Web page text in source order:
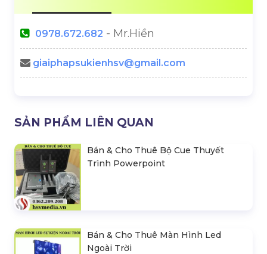
0978.672.682 - Mr.Hiền
giaiphapsukienhsv@gmail.com
SẢN PHẨM LIÊN QUAN
Bán & Cho Thuê Bộ Cue Thuyết
Trình Powerpoint
Bán & Cho Thuê Màn Hình Led
Ngoài Trời